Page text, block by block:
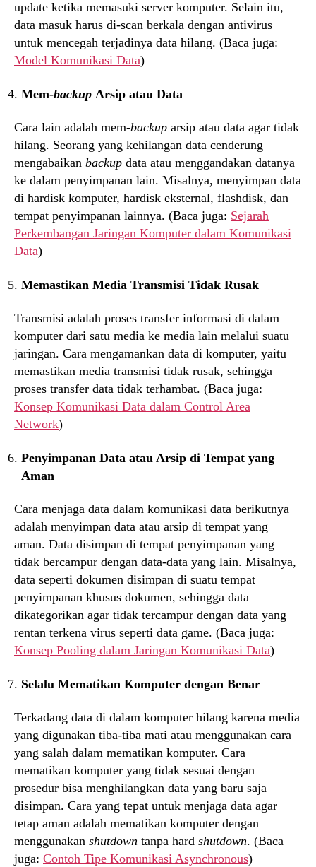
update ketika memasuki server komputer. Selain itu,
data masuk harus di-scan berkala dengan antivirus
untuk mencegah terjadinya data hilang. (Baca juga:
Model Komunikasi Data)
Mem-backup Arsip atau Data
Cara lain adalah mem-backup arsip atau data agar tidak
hilang. Seorang yang kehilangan data cenderung
mengabaikan backup data atau menggandakan datanya
ke dalam penyimpanan lain. Misalnya, menyimpan data
di hardisk komputer, hardisk eksternal, flashdisk, dan
tempat penyimpanan lainnya. (Baca juga: Sejarah
Perkembangan Jaringan Komputer dalam Komunikasi
Data)
Memastikan Media Transmisi Tidak Rusak
Transmisi adalah proses transfer informasi di dalam
komputer dari satu media ke media lain melalui suatu
jaringan. Cara mengamankan data di komputer, yaitu
memastikan media transmisi tidak rusak, sehingga
proses transfer data tidak terhambat. (Baca juga:
Konsep Komunikasi Data dalam Control Area
Network)
Penyimpanan Data atau Arsip di Tempat yang
Aman
Cara menjaga data dalam komunikasi data berikutnya
adalah menyimpan data atau arsip di tempat yang
aman. Data disimpan di tempat penyimpanan yang
tidak bercampur dengan data-data yang lain. Misalnya,
data seperti dokumen disimpan di suatu tempat
penyimpanan khusus dokumen, sehingga data
dikategorikan agar tidak tercampur dengan data yang
rentan terkena virus seperti data game. (Baca juga:
Konsep Pooling dalam Jaringan Komunikasi Data)
Selalu Mematikan Komputer dengan Benar
Terkadang data di dalam komputer hilang karena media
yang digunakan tiba-tiba mati atau menggunakan cara
yang salah dalam mematikan komputer. Cara
mematikan komputer yang tidak sesuai dengan
prosedur bisa menghilangkan data yang baru saja
disimpan. Cara yang tepat untuk menjaga data agar
tetap aman adalah mematikan komputer dengan
menggunakan shutdown tanpa hard shutdown. (Baca
juga: Contoh Tipe Komunikasi Asynchronous)